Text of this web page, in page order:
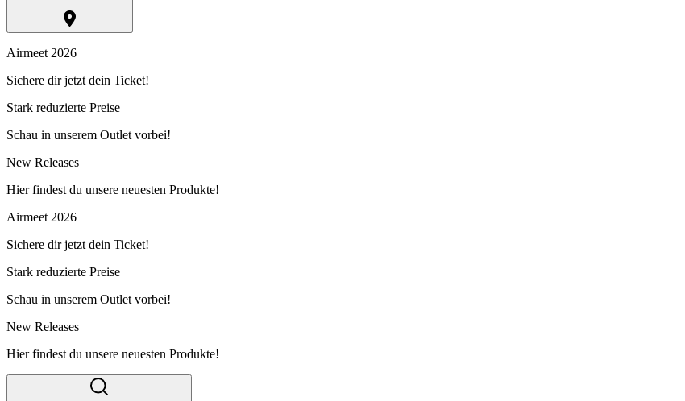
Airmeet 2026
Sichere dir jetzt dein Ticket!
Stark reduzierte Preise
Schau in unserem Outlet vorbei!
New Releases
Hier findest du unsere neuesten Produkte!
Airmeet 2026
Sichere dir jetzt dein Ticket!
Stark reduzierte Preise
Schau in unserem Outlet vorbei!
New Releases
Hier findest du unsere neuesten Produkte!